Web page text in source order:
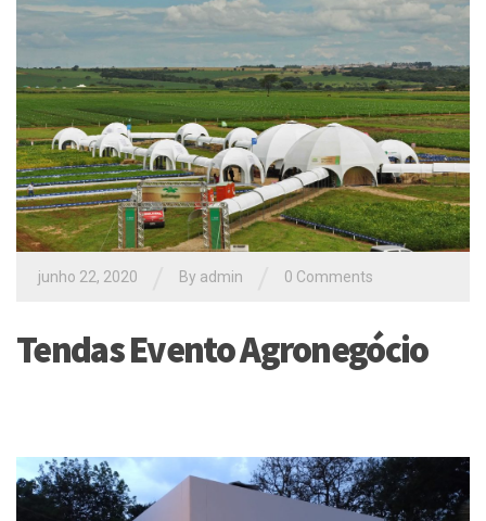
junho 22, 2020 By admin 0 Comments
Tendas Evento Agronegócio